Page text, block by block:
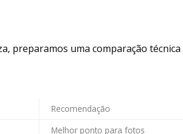
preparamos uma comparação técnica
Recomendação
Melhor ponto para fotos